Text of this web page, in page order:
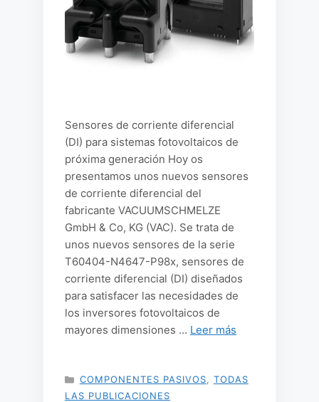
Sensores de corriente diferencial
(DI) para sistemas fotovoltaicos de
próxima generación Hoy os
presentamos unos nuevos sensores
de corriente diferencial del
fabricante VACUUMSCHMELZE
GmbH & Co, KG (VAC). Se trata de
unos nuevos sensores de la serie
T60404-N4647-P98x, sensores de
corriente diferencial (DI) diseñados
para satisfacer las necesidades de
los inversores fotovoltaicos de
mayores dimensiones … Leer más
CATEGORÍAS
COMPONENTES PASIVOS
TODAS
LAS PUBLICACIONES